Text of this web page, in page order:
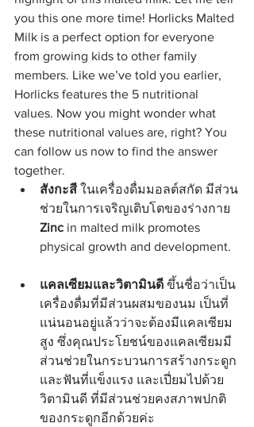
you this one more time! Horlicks Malted
Milk is a perfect option for everyone
from growing kids to other family
members. Like we’ve told you earlier,
Horlicks features the 5 nutritional
values. Now you might wonder what
these nutritional values are, right? You
can follow us now to find the answer
together.
สังกะสี ในเครื่องดื่มมอลต์สกัด มีส่วน
ช่วยในการเจริญเติบโตของร่างกาย
Zinc in malted milk promotes
physical growth and development.
แคลเซียมและวิตามินดี ขึ้นชื่อว่าเป็น
เครื่องดื่มที่มีส่วนผสมของนม เป็นที่
แน่นอนอยู่แล้วว่าจะต้องมีแคลเซียม
สูง ซึ่งคุณประโยชน์ของแคลเซียมมี
ส่วนช่วยในกระบวนการสร้างกระดูก
และฟันที่แข็งแรง และเปี่ยมไปด้วย
วิตามินดี ที่มีส่วนช่วยคงสภาพปกติ
ของกระดูกอีกด้วยค่ะ